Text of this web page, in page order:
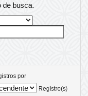
de busca.
por
Registro(s)